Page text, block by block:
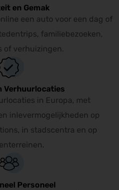
en Gemak
een auto voor een dag of
familiebezoeken,
of verhuizingen.
Verhuurlocaties
in Europa, met
inlevermogelijkheden op
in stadscentra en op
Personeel